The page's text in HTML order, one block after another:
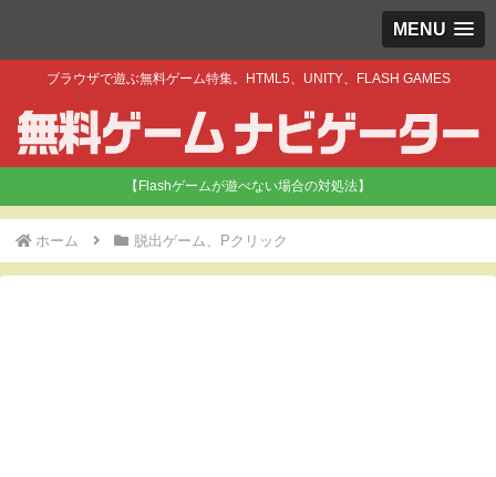
MENU
ブラウザで遊ぶ無料ゲーム特集。HTML5、UNITY、FLASH GAMES
【Flashゲームが遊べない場合の対処法】
ホーム 脱出ゲーム、Pクリック